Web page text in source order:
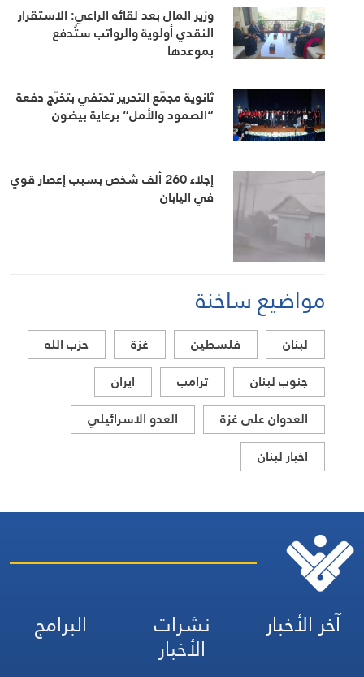
وزير المال بعد لقائه الراعي: الاستقرار
النقدي أولوية والرواتب ستُدفع
بموعدها
ثانوية مجمّع التحرير تحتفي بتخرّج دفعة
“الصمود والأمل” برعاية بيضون
إجلاء 260 ألف شخص بسبب إعصار قوي
في اليابان
مواضيع ساخنة
لبنان فلسطين غزة
حزب الله
جنوب لبنان
ترامب
ايران
العدوان على غزة
العدو الاسرائيلي
اخبار لبنان
آخر الأخبار نشرات
الأخبار
البرامج